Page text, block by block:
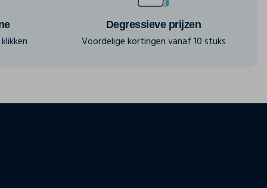
Degressieve prijzen
Voordelige kortingen vanaf 10 stuks